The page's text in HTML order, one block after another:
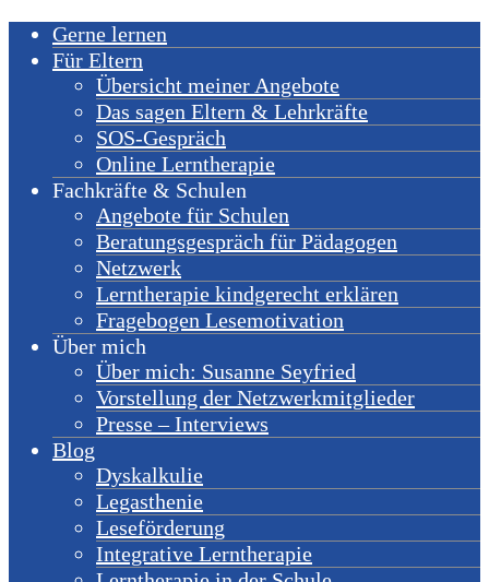
Gerne lernen
Für Eltern
Übersicht meiner Angebote
Das sagen Eltern & Lehrkräfte
SOS-Gespräch
Online Lerntherapie
Fachkräfte & Schulen
Angebote für Schulen
Beratungsgespräch für Pädagogen
Netzwerk
Lerntherapie kindgerecht erklären
Fragebogen Lesemotivation
Über mich
Über mich: Susanne Seyfried
Vorstellung der Netzwerkmitglieder
Presse – Interviews
Blog
Dyskalkulie
Legasthenie
Leseförderung
Integrative Lerntherapie